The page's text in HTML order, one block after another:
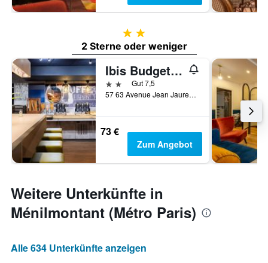
2 Sterne
2 Sterne oder weniger
Ibis Budget Paris La Villette 19Ème
2 SterneGut 7,5
57 63 Avenue Jean Jaures, Paris, Frankreich
73 €
Zum Angebot
Weitere Unterkünfte in
Ménilmontant (Métro Paris)
Alle 634 Unterkünfte anzeigen